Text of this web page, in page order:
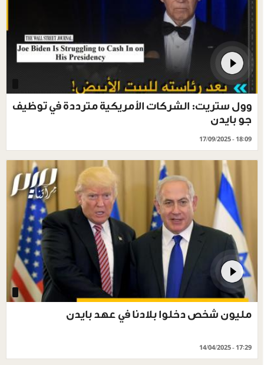
وول ستريت: الشركات الأمريكية مترددة في توظيف
جو بايدن
17/09/2025 - 18:09
مليون شخص دخلوا بلادنا في عهد بايدن
14/04/2025 - 17:29